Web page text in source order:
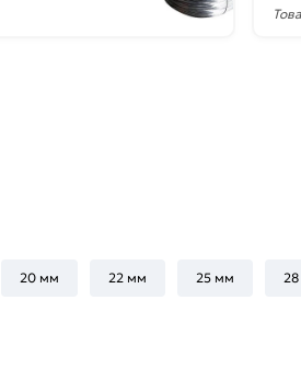
20 мм 22 мм 25 мм